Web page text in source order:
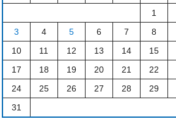
1
3
4 5 6 7 8
10
11 12 13 14 15
17
18 19 20 21 22
24
25 26 27 28 29
31